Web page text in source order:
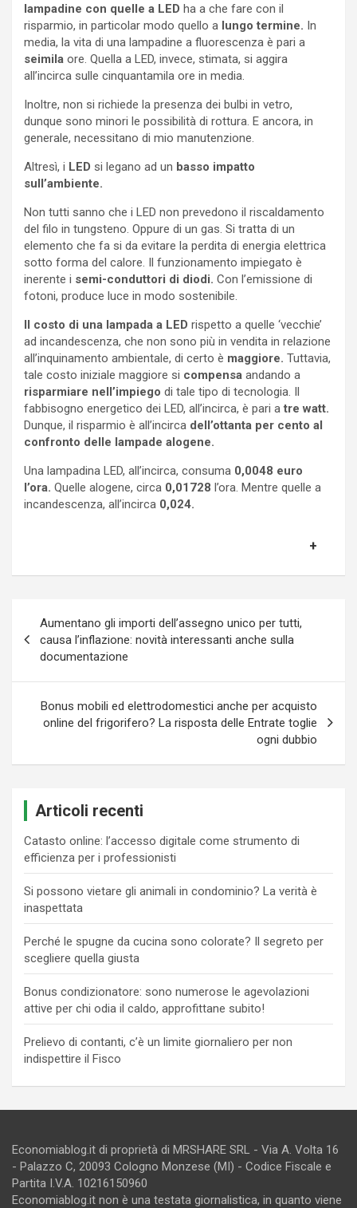
lampadine con quelle a LED ha a che fare con il
risparmio, in particolar modo quello a lungo termine. In
media, la vita di una lampadine a fluorescenza è pari a
seimila ore. Quella a LED, invece, stimata, si aggira
all’incirca sulle cinquantamila ore in media.
Inoltre, non si richiede la presenza dei bulbi in vetro,
dunque sono minori le possibilità di rottura. E ancora, in
generale, necessitano di mio manutenzione.
Altresì, i LED si legano ad un basso impatto
sull’ambiente.
Non tutti sanno che i LED non prevedono il riscaldamento
del filo in tungsteno. Oppure di un gas. Si tratta di un
elemento che fa si da evitare la perdita di energia elettrica
sotto forma del calore. Il funzionamento impiegato è
inerente i semi-conduttori di diodi. Con l’emissione di
fotoni, produce luce in modo sostenibile.
Il costo di una lampada a LED rispetto a quelle ‘vecchie’
ad incandescenza, che non sono più in vendita in relazione
all’inquinamento ambientale, di certo è maggiore. Tuttavia,
tale costo iniziale maggiore si compensa andando a
risparmiare nell’impiego di tale tipo di tecnologia. Il
fabbisogno energetico dei LED, all’incirca, è pari atre watt.
Dunque, il risparmio è all’incirca dell’ottanta per cento al
confronto delle lampade alogene.
Una lampadina LED, all’incirca, consuma 0,0048 euro
l’ora. Quelle alogene, circa 0,01728 l’ora. Mentre quelle a
incandescenza, all’incirca 0,024.
articoli
Aumentano gli importi dell’assegno unico per tutti,
causa l’inflazione: novità interessanti anche sulla
documentazione
Bonus mobili ed elettrodomestici anche per acquisto
online del frigorifero? La risposta delle Entrate toglie
ogni dubbio
Articoli recenti
Catasto online: l’accesso digitale come strumento di
efficienza per i professionisti
Si possono vietare gli animali in condominio? La verità è
inaspettata
Perché le spugne da cucina sono colorate? Il segreto per
scegliere quella giusta
Bonus condizionatore: sono numerose le agevolazioni
attive per chi odia il caldo, approfittane subito!
Prelievo di contanti, c’è un limite giornaliero per non
indispettire il Fisco
Economiablog.it di proprietà di MRSHARE SRL - Via A. Volta 16
- Palazzo C, 20093 Cologno Monzese (MI) - Codice Fiscale e
Partita I.V.A. 10216150960
Economiablog.it non è una testata giornalistica, in quanto viene